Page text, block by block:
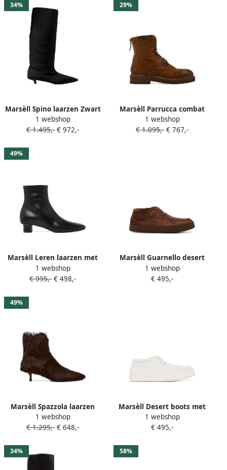
34%
Marsèll Spino laarzen Zwart
1 webshop
€ 1.495,- € 972,-
29%
Marsèll Parrucca combat
boots Bruin
1 webshop
€ 1.095,- € 767,-
49%
Marsèll Leren laarzen met
ritssluiting Zwart
1 webshop
€ 995,- € 498,-
Marsèll Guarnello desert
boots Bruin
1 webshop
€ 495,-
49%
Marsèll Spazzola laarzen
met kitten-hak Bruin
1 webshop
€ 1.295,- € 648,-
Marsèll Desert boots met
plateauzool Wit
1 webshop
€ 495,-
34% 58%